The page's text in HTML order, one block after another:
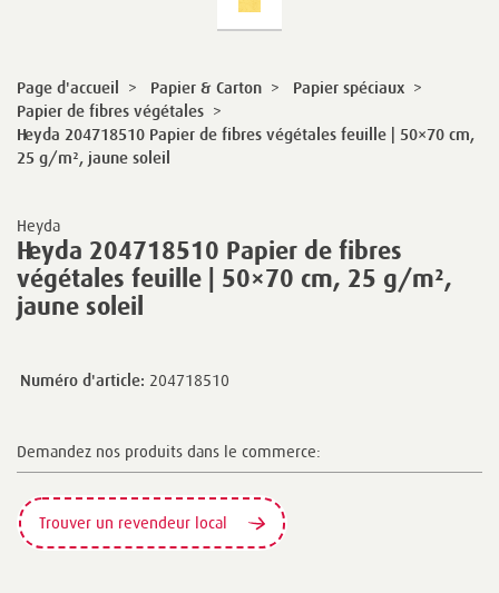
Heyda
Heyda 204718510 Papier de fibres
végétales feuille | 50×70 cm, 25 g/m²,
jaune soleil
Page d'accueil > Papier & Carton > Papier spéciaux >
Papier de fibres végétales >
Heyda 204718510 Papier de fibres végétales feuille | 50×70 cm,
25 g/m², jaune soleil
Numéro d'article: 204718510
Demandez nos produits dans le commerce:
Trouver un revendeur local